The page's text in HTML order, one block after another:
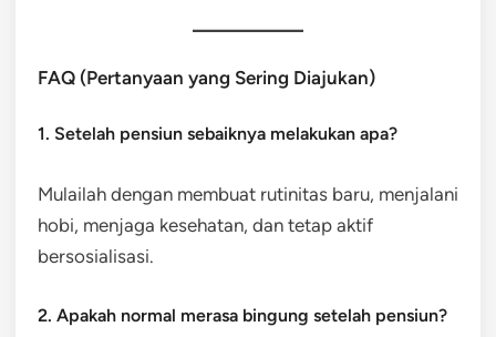
FAQ (Pertanyaan yang Sering Diajukan)
1. Setelah pensiun sebaiknya melakukan apa?
Mulailah dengan membuat rutinitas baru, menjalani
hobi, menjaga kesehatan, dan tetap aktif
bersosialisasi.
2. Apakah normal merasa bingung setelah pensiun?